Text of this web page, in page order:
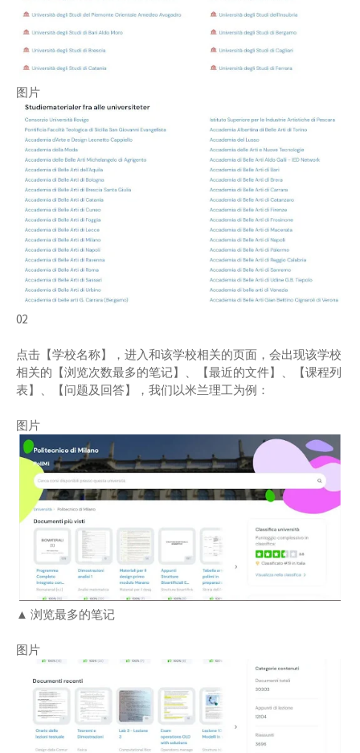
图片
02
点击【学校名称】，进入和该学校相关的页面，会出现该学校
相关的【浏览次数最多的笔记】、【最近的文件】、【课程列
表】、【问题及回答】，我们以米兰理工为例：
图片
▲ 浏览最多的笔记
图片